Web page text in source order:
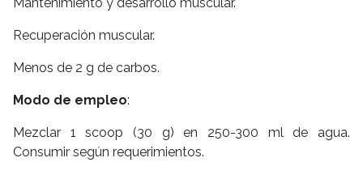
Recuperación muscular.
Menos de 2 g de carbos.
Modo de empleo:
Mezclar 1 scoop (30 g) en 250-300 ml de agua.
Consumir según requerimientos.